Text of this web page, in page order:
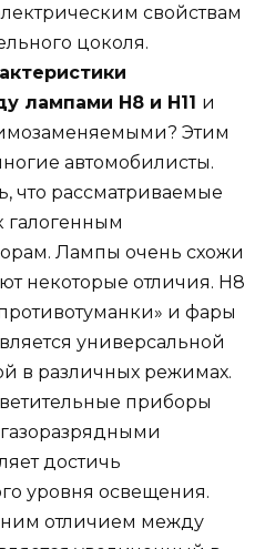
свойствам
цоколя.
лампами Н8 и Н11 и
Этим
автомобилисты.
что рассматриваемые
галогенным
Лампы очень схожи
некоторые отличия. Н8
и фары
универсальной
в различных режимах.
приборы
достичь
уровня освещения.
отличием между